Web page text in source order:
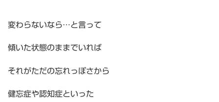
変わらないなら…と言って
傾いた状態のままでいれば
それがただの忘れっぽさから
健忘症や認知症といった